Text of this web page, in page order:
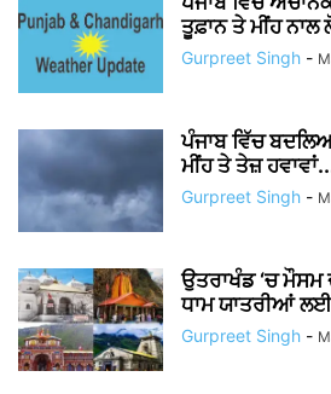
ਤੂਫ਼ਾਨ ਤੇ ਮੀਂਹ ਨਾਲ
Gurpreet Singh -
ਪੰਜਾਬ ਵਿੱਚ
ਮੀਂਹ ਤੇ ਤੇਜ਼
Gurpreet Singh -
ਉਤਰਾਖੰਡ ‘ਚ
ਧਾਮ ਯਾਤਰੀਆਂ
Gurpreet Singh -